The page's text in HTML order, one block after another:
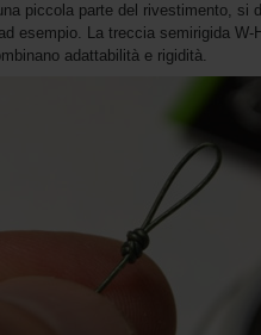
piccola parte del rivestimento, si
esempio. La treccia semirigida
adattabilità e rigidità.